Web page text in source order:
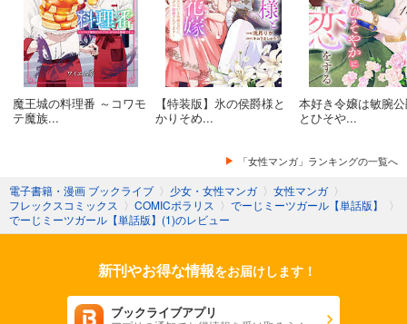
魔王城の料理番 ～コワモ
テ魔族...
【特装版】氷の侯爵様と
かりそめ...
本好き令嬢は敏腕
とひそや...
「女性マンガ」ランキングの一覧へ
電子書籍・漫画 ブックライブ 〉 少女・女性マンガ 〉 女性マンガ 〉
フレックスコミックス 〉 COMICポラリス 〉 でーじミーツガール【単話版】
〉
でーじミーツガール【単話版】(1)のレビュー
新刊やお得な情報をお届けします！
ブックライブアプリ